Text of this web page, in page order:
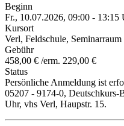
Beginn
Fr., 10.07.2026, 09:00 - 13:15
Kursort
Verl, Feldschule,
Gebühr
458,00 € /erm. 229,00 €
Status
Persönliche Anmeldung ist
05207 - 9174-0,
Uhr, vhs Verl, Haupstr. 15.